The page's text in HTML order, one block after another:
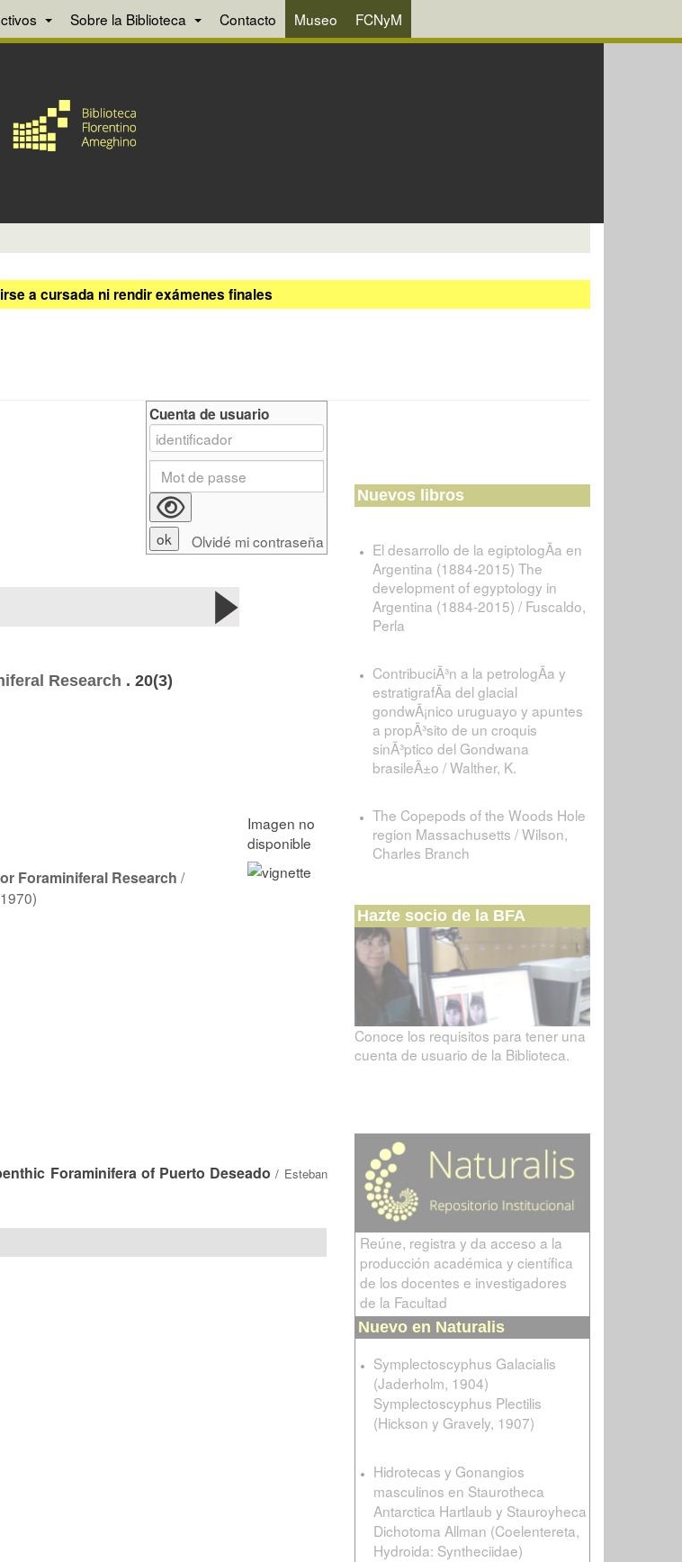
Sobre la Biblioteca Contacto Museo FCNyM
a cursada ni rendir exámenes finales
Research . 20(3)
Foraminiferal Research /
Foraminifera of Puerto Deseado / Esteban
Cuenta de usuario
Olvidé mi contraseña
Nuevos libros
El desarrollo de la egiptologÃ­a en
Argentina (1884-2015) The
development of egyptology in
Argentina (1884-2015) / Fuscaldo,
Perla
ContribuciÃ³n a la petrologÃ­a y
estratigrafÃ­a del glacial
gondwÃ¡nico uruguayo y apuntes
a propÃ³sito de un croquis
sinÃ³ptico del Gondwana
brasileÃ±o / Walther, K.
The Copepods of the Woods Hole
region Massachusetts / Wilson,
Charles Branch
Hazte socio de la BFA
Conoce los requisitos para tener una
cuenta de usuario de la Biblioteca.
Reúne, registra y da acceso a la
producción académica y científica
de los docentes e investigadores
de la Facultad
Nuevo en Naturalis
Symplectoscyphus Galacialis
(Jaderholm, 1904)
Symplectoscyphus Plectilis
(Hickson y Gravely, 1907)
Hidrotecas y Gonangios
masculinos en Staurotheca
Antarctica Hartlaub y Stauroyheca
Dichotoma Allman (Coelentereta,
Hydroida: Syntheciidae)